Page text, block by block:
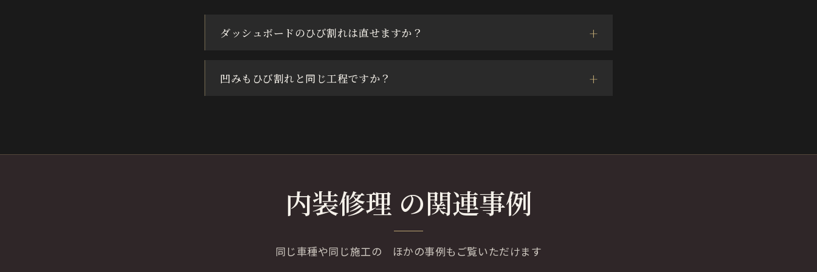
ダッシュボードのひび割れは直せますか？
凹みもひび割れと同じ工程ですか？
内装修理 の関連事例
同じ車種や同じ施工の ほかの事例もご覧いただけます